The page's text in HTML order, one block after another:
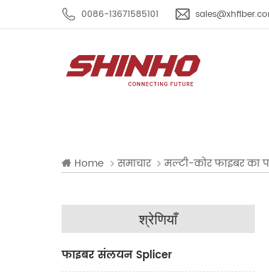
0086-13671585101
Home समाचार मल्टी-कोर फाइबर का
श्रेणियाँ
फाइबर संलयन Splicer